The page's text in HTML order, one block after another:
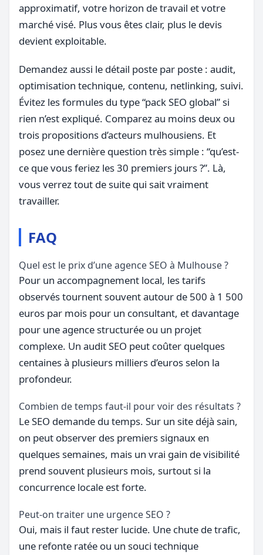
approximatif, votre horizon de travail et votre
marché visé. Plus vous êtes clair, plus le devis
devient exploitable.
Demandez aussi le détail poste par poste : audit,
optimisation technique, contenu, netlinking, suivi.
Évitez les formules du type “pack SEO global” si
rien n’est expliqué. Comparez au moins deux ou
trois propositions d’acteurs mulhousiens. Et
posez une dernière question très simple : “qu’est-
ce que vous feriez les 30 premiers jours ?”. Là,
vous verrez tout de suite qui sait vraiment
travailler.
FAQ
Quel est le prix d’une agence SEO à Mulhouse ?
Pour un accompagnement local, les tarifs
observés tournent souvent autour de 500 à 1 500
euros par mois pour un consultant, et davantage
pour une agence structurée ou un projet
complexe. Un audit SEO peut coûter quelques
centaines à plusieurs milliers d’euros selon la
profondeur.
Combien de temps faut-il pour voir des résultats ?
Le SEO demande du temps. Sur un site déjà sain,
on peut observer des premiers signaux en
quelques semaines, mais un vrai gain de visibilité
prend souvent plusieurs mois, surtout si la
concurrence locale est forte.
Peut-on traiter une urgence SEO ?
Oui, mais il faut rester lucide. Une chute de trafic,
une refonte ratée ou un souci technique